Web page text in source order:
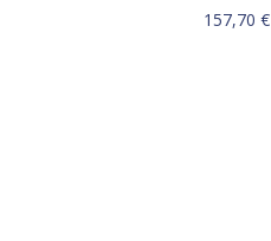
157,70€